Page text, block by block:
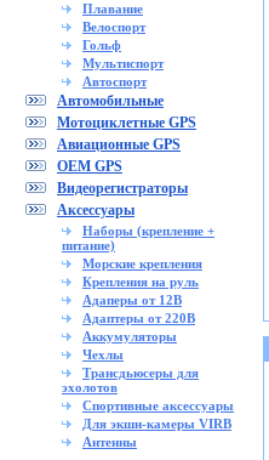
Плавание
Велоспорт
Гольф
Мультиспорт
Автоспорт
Автомобильные
Мотоциклетные GPS
Авиационные GPS
OEM GPS
Видеорегистраторы
Аксессуары
Наборы (крепление +
питание)
Морские крепления
Крепления на руль
Адаперы от 12В
Адаптеры от 220В
Аккумуляторы
Чехлы
Трансдьюсеры для
эхолотов
Спортивные аксессуары
Для экшн-камеры VIRB
Антенны